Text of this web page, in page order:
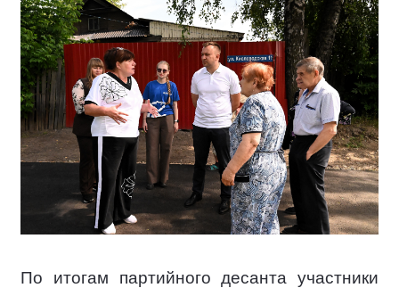
По итогам партийного десанта участники